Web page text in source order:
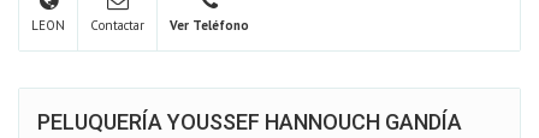
LEON Contactar Ver Teléfono
PELUQUERÍA YOUSSEF HANNOUCH GANDÍA